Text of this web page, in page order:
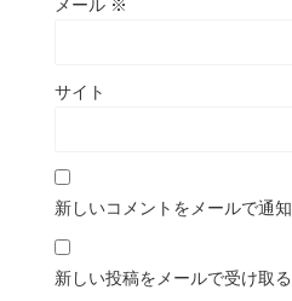
メール ※
サイト
新しいコメントをメールで通知
新しい投稿をメールで受け取る